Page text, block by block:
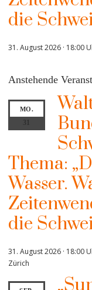
die
31. August 2026 · 18:00
Anstehende
MO.
31
Thema:
Wasser.
die
31. August 2026 · 18:00
Zürich